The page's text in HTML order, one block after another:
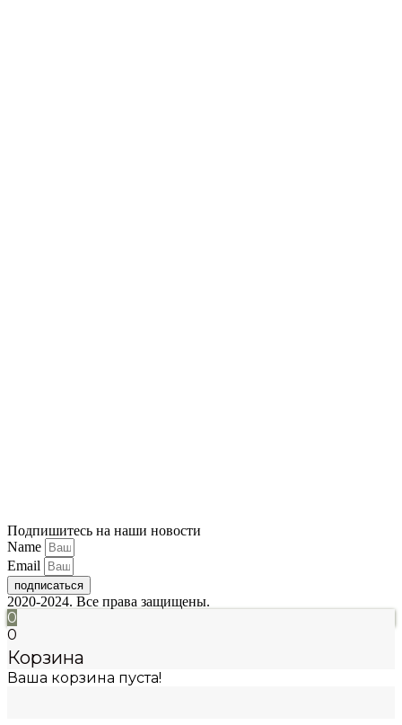
Подпишитесь на наши новости
Name
Email
подписаться
2020-2024. Все права защищены.
0
0
Корзина
Ваша корзина пуста!